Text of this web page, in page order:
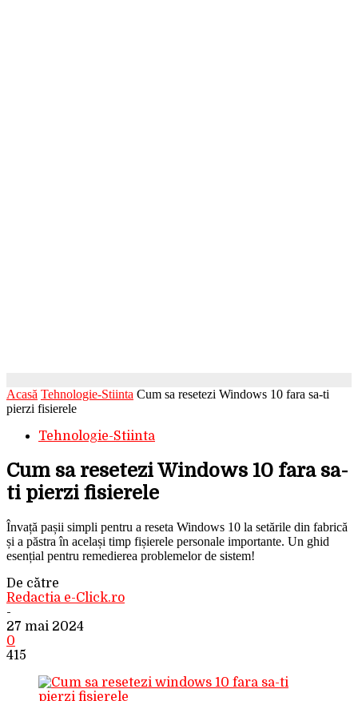
Acasă Tehnologie-Stiinta Cum sa resetezi Windows 10 fara sa-ti
pierzi fisierele
Tehnologie-Stiinta
Cum sa resetezi Windows 10 fara sa-
ti pierzi fisierele
Învață pașii simpli pentru a reseta Windows 10 la setările din fabrică
și a păstra în același timp fișierele personale importante. Un ghid
esențial pentru remedierea problemelor de sistem!
De către
Redactia e-Click.ro
-
27 mai 2024
0
415